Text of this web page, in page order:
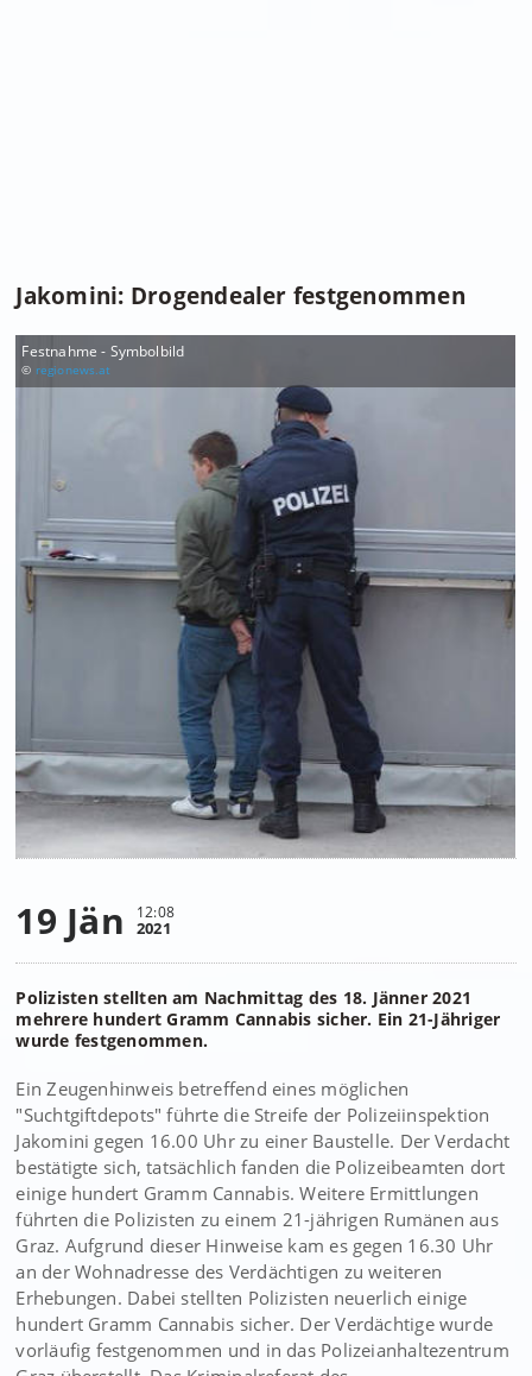
Jakomini: Drogendealer festgenommen
Festnahme - Symbolbild
© regionews.at
19 Jän 12:08
2021
Polizisten stellten am Nachmittag des 18. Jänner 2021
mehrere hundert Gramm Cannabis sicher. Ein 21-Jähriger
wurde festgenommen.
Ein Zeugenhinweis betreffend eines möglichen
"Suchtgiftdepots" führte die Streife der Polizeiinspektion
Jakomini gegen 16.00 Uhr zu einer Baustelle. Der Verdacht
bestätigte sich, tatsächlich fanden die Polizeibeamten dort
einige hundert Gramm Cannabis. Weitere Ermittlungen
führten die Polizisten zu einem 21-jährigen Rumänen aus
Graz. Aufgrund dieser Hinweise kam es gegen 16.30 Uhr
an der Wohnadresse des Verdächtigen zu weiteren
Erhebungen. Dabei stellten Polizisten neuerlich einige
hundert Gramm Cannabis sicher. Der Verdächtige wurde
vorläufig festgenommen und in das Polizeianhaltezentrum